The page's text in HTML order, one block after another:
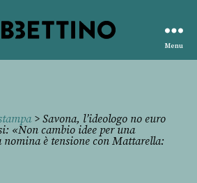
editore
Menu
> Savona, l’ideologo no euro
«Non cambio idee per una
è tensione con Mattarella: